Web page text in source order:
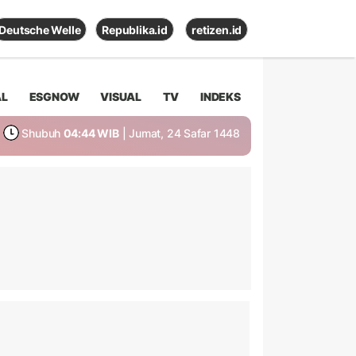
Deutsche Welle Republika.id retizen.id
ESGNOW VISUAL TV INDEKS
Shubuh 04:44 WIB | Jumat, 24 Safar 1448